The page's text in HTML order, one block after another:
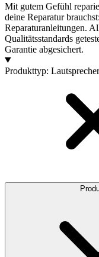
Mit gutem Gefühl
deine Reparatur
Reparaturanleitungen.
Qualitätsstandards
Garantie abgesichert.
Produkte
Produkttyp: Lautsprecher